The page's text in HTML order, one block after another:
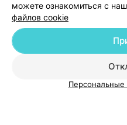
Обработка
© 2026 ООО «Артокс Лаб», УНП
можете ознакомиться с
файлов cookie
Персональные